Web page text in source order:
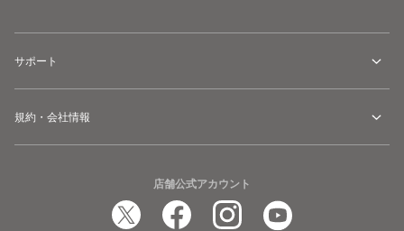
サポート
規約・会社情報
店舗公式アカウント